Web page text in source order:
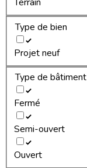
Type de bien
Projet neuf
Type de bâtiment
Fermé
Semi-ouvert
Ouvert